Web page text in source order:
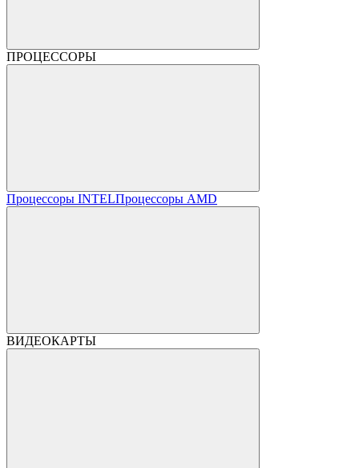
ПРОЦЕССОРЫ
Процессоры INTELПроцессоры AMD
ВИДЕОКАРТЫ